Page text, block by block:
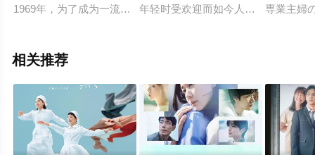
1969年，为了成为一流的小提琴演奏家，就读高中的佐野雅志
年轻时受欢迎而如今人气平平的编剧
専業主婦
相关推荐